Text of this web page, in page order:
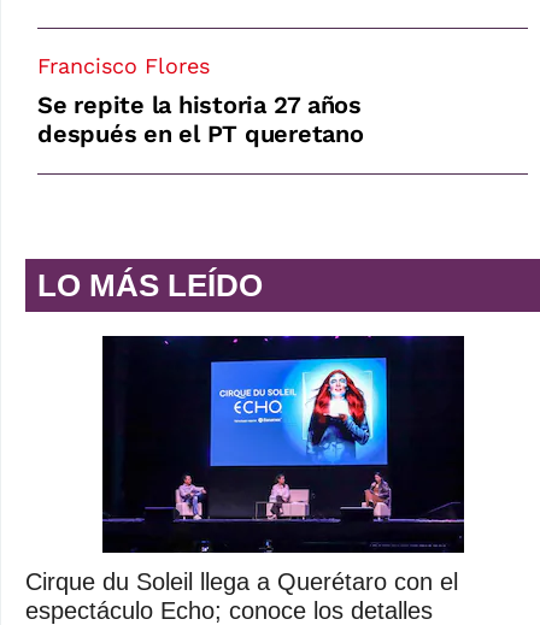
Francisco Flores
Se repite la historia 27 años
después en el PT queretano
LO MÁS LEÍDO
Cirque du Soleil llega a Querétaro con el
espectáculo Echo; conoce los detalles